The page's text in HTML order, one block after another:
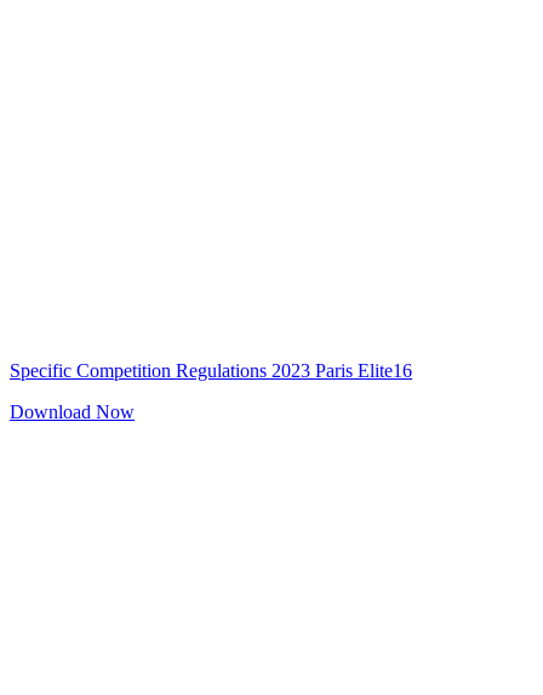
Specific Competition Regulations 2023 Paris Elite16
Download Now